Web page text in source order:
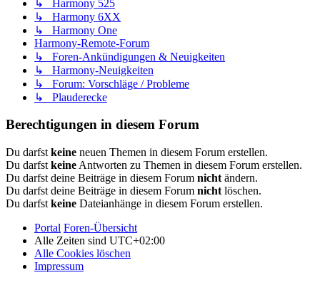
↳ Harmony 525
↳ Harmony 6XX
↳ Harmony One
Harmony-Remote-Forum
↳ Foren-Ankündigungen & Neuigkeiten
↳ Harmony-Neuigkeiten
↳ Forum: Vorschläge / Probleme
↳ Plauderecke
Berechtigungen in diesem Forum
Du darfst keine neuen Themen in diesem Forum erstellen.
Du darfst keine Antworten zu Themen in diesem Forum erstellen.
Du darfst deine Beiträge in diesem Forum nicht ändern.
Du darfst deine Beiträge in diesem Forum nicht löschen.
Du darfst keine Dateianhänge in diesem Forum erstellen.
Portal Foren-Übersicht
Alle Zeiten sind UTC+02:00
Alle Cookies löschen
Impressum